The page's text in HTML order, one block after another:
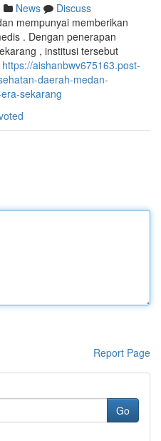
News
Discuss
mempunyai memberikan
. Dengan penerapan
, institusi tersebut
https://aishanbwv675163.post-
daerah-medan-
sekarang
Report Page
Go